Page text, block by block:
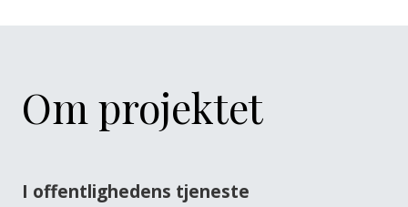
Om projektet
I offentlighedens tjeneste